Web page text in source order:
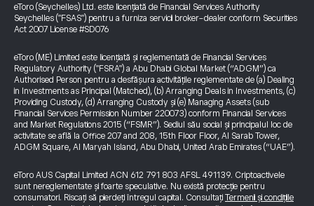
eToro (Seychelles) Ltd. este licențiată de Financial Services Authority
Seychelles ("FSAS") pentru a furniza servicii broker-dealer conform Securities
Act 2007 License #SD076
eToro (ME) Limited este licențiată și reglementată de Financial Services
Regulatory Authority ("FSRA") a Abu Dhabi Global Market (“ADGM”) ca
Authorised Person pentru a desfășura activitățile reglementate de (a) Dealing
in Investments as Principal (Matched), (b) Arranging Deals in Investments, (c)
Providing Custody, (d) Arranging Custody și (e) Managing Assets (sub
Financial Services Permission Number 220073) conform Financial Services
and Market Regulations 2015 (“FSMR”). Sediul său social și principalul loc de
activitate se află la Office 207 and 208, 15th Floor Floor, Al Sarab Tower,
ADGM Square, Al Maryah Island, Abu Dhabi, United Arab Emirates (“UAE”).
eToro AUS Capital Limited ACN 612 791 803 AFSL 491139. Criptoactivele
sunt nereglementate și foarte speculative. Nu există protecție pentru
consumatori. Riscați să pierdeți întregul capital. Consultați Termenii și condițiile